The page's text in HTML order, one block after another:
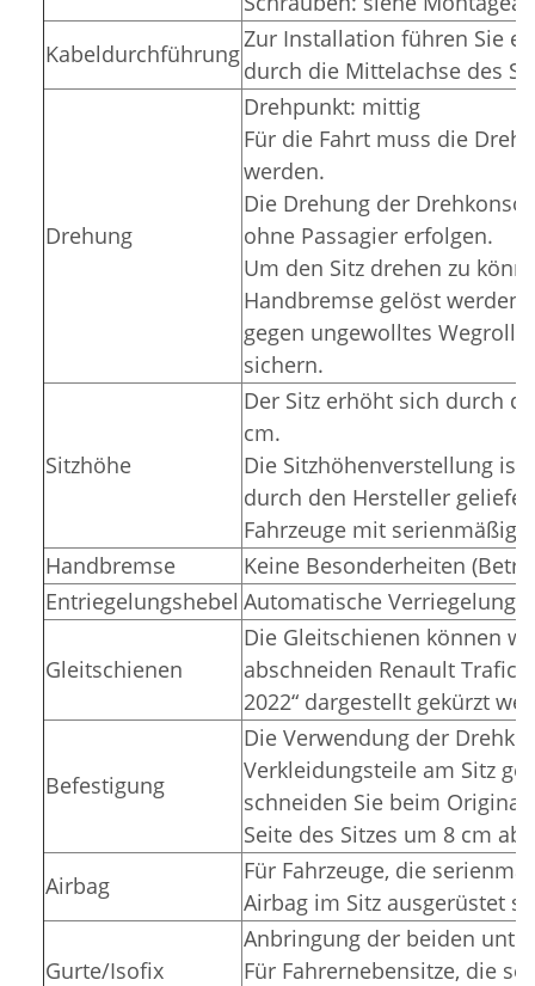
Kabeldurchführung
Zur Installation führen Sie
durch die Mittelachse des
Drehung
Drehpunkt: mittig
Für die Fahrt muss die
werden.
Die Drehung der
ohne Passagier erfolgen.
Um den Sitz drehen zu
Handbremse gelöst
gegen ungewolltes
sichern.
Sitzhöhe
Der Sitz erhöht sich durch
cm.
Die Sitzhöhenverstellung
durch den Hersteller
Fahrzeuge mit
Handbremse
Keine Besonderheiten
Entriegelungshebel Automatische Verriegelung
Gleitschienen
Die Gleitschienen können
abschneiden Renault Trafic
2022“ dargestellt gekürzt
Befestigung
Die Verwendung der
Verkleidungsteile am Sitz
schneiden Sie beim
Seite des Sitzes um 8 cm ab.
Airbag
Für Fahrzeuge, die
Airbag im Sitz ausgerüstet
Gurte/Isofix
Anbringung der beiden
Für Fahrernebensitze, die